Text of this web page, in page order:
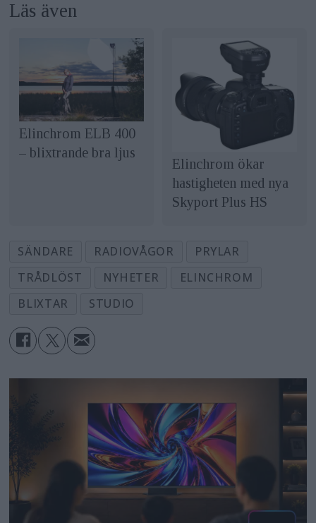
Läs även
Elinchrom ELB 400
– blixtrande bra ljus
Elinchrom ökar
hastigheten med nya
Skyport Plus HS
SÄNDARE RADIOVÅGOR
PRYLAR
TRÅDLÖST
NYHETER
ELINCHROM
BLIXTAR
STUDIO